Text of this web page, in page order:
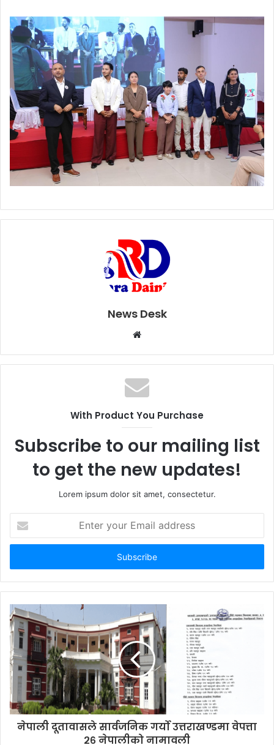
News Desk
b
s
i
With Product You Purchase
Subscribe to our mailing list
to get the new updates!
Lorem ipsum dolor sit amet, consectetur.
t
r
y
u
r
E
m
a
i
l
a
d
नेपाली दूतावासले सार्वजनिक गर्यो उत्तराखण्डमा वेपत्ता
२६ नेपालीको नामावली